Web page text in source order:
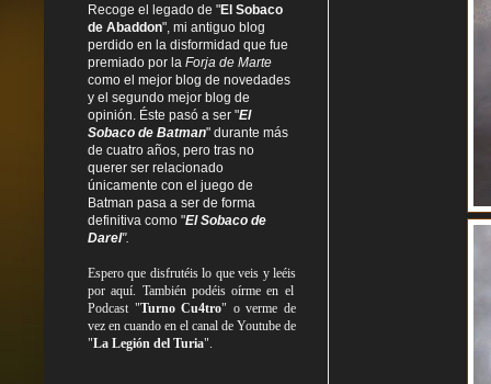
Recoge el legado de "El Sobaco
de Abaddon", mi antiguo blog
perdido en la disformidad que fue
premiado por la Forja de Marte
como el mejor blog de novedades
y el segundo mejor blog de
opinión. Éste pasó a ser "El
Sobaco de Batman" durante más
de cuatro años, pero tras no
querer ser relacionado
únicamente con el juego de
Batman pasa a ser de forma
definitiva como "El Sobaco de
Darel".
Espero que disfrutéis lo queveis yleéis
por aquí. También podéis oírme en el
Podcast "Turno Cu4tro" o verme de
vez en cuando en el canal de Youtube de
"La Legión del Turia".